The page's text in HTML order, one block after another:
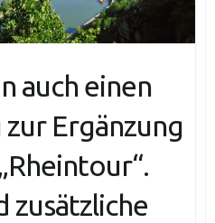
auch einen
Ergänzung
zusätzliche